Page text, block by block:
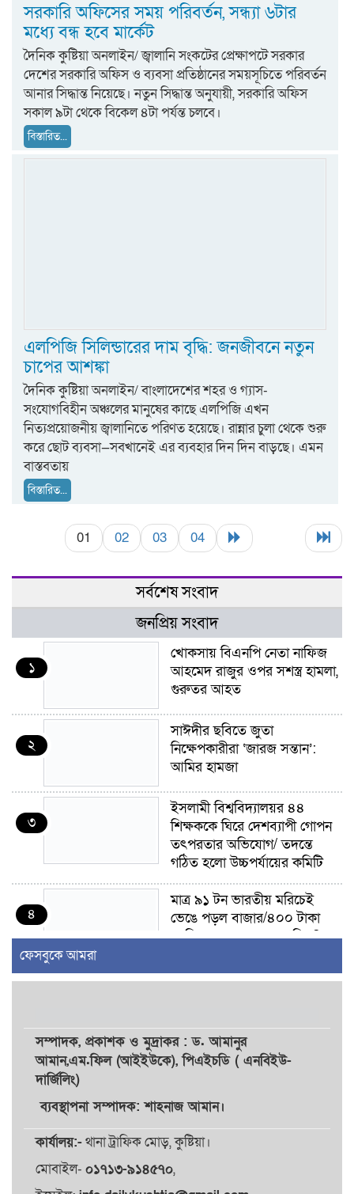
সরকারি অফিসের সময় পরিবর্তন, সন্ধ্যা ৬টার
মধ্যে বন্ধ হবে মার্কেট
দৈনিক কুষ্টিয়া অনলাইন/ জ্বালানি সংকটের প্রেক্ষাপটে সরকার
দেশের সরকারি অফিস ও ব্যবসা প্রতিষ্ঠানের সময়সূচিতে পরিবর্তন
আনার সিদ্ধান্ত নিয়েছে। নতুন সিদ্ধান্ত অনুযায়ী, সরকারি অফিস
সকাল ৯টা থেকে বিকেল ৪টা পর্যন্ত চলবে।
বিস্তারিত...
এলপিজি সিলিন্ডারের দাম বৃদ্ধি: জনজীবনে নতুন
চাপের আশঙ্কা
দৈনিক কুষ্টিয়া অনলাইন/ বাংলাদেশের শহর ও গ্যাস-
সংযোগবিহীন অঞ্চলের মানুষের কাছে এলপিজি এখন
নিত্যপ্রয়োজনীয় জ্বালানিতে পরিণত হয়েছে। রান্নার চুলা থেকে শুরু
করে ছোট ব্যবসা—সবখানেই এর ব্যবহার দিন দিন বাড়ছে। এমন
বাস্তবতায়
বিস্তারিত...
01 02 03 04
সর্বশেষ সংবাদ
জনপ্রিয় সংবাদ
১
খোকসায় বিএনপি নেতা নাফিজ
আহমেদ রাজুর ওপর সশস্ত্র হামলা,
গুরুতর আহত
২
সাঈদীর ছবিতে জুতা
নিক্ষেপকারীরা ‘জারজ সন্তান’:
আমির হামজা
৩
ইসলামী বিশ্ববিদ্যালয়র ৪৪
শিক্ষককে ঘিরে দেশব্যাপী গোপন
তৎপরতার অভিযোগ/ তদন্তে
গঠিত হলো উচ্চপর্যায়ের কমিটি
৪
মাত্র ৯১ টন ভারতীয় মরিচেই
ভেঙে পড়ল বাজার/৪০০ টাকা
কেজি দাম কে ধরে রেখেছিল?
জুলাই আন্দোলন ছিল সম্মিলিত,
৬
ভোরে ঝিনাইদহ সীমান্তে জটলা
দেখে বিএসএফের রাবার বুলেট,
৭
চুয়াডাঙ্গা/ প্রথম স্ত্রীকে নিয়ে
মালয়েশিয়ায়, দ্বিতীয় স্ত্রী
বুলডোজার দিয়ে ভাঙলো স্বামীর
ফেসবুকে আমরা
সম্পাদক, প্রকাশকওমুদ্রাকর: ড. আমানুর
আমান,এম.ফিল (আইইউকে), পিএইচডি ( এনবিইউ-
দার্জিলিং)
ব্যবস্থাপনা সম্পাদক: শাহনাজ আমান।
কার্যালয়:-থানা ট্রাফিক মোড়, কুষ্টিয়া।
মোবাইল- ০১৭১৩-৯১৪৫৭০,